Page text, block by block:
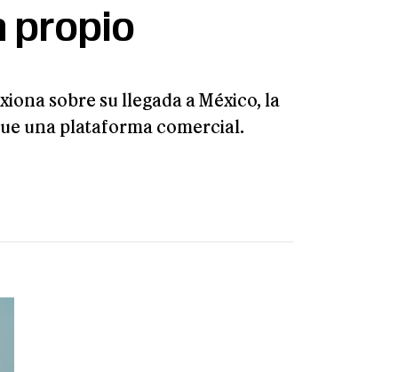
propio
sobre su llegada a México, la
una plataforma comercial.